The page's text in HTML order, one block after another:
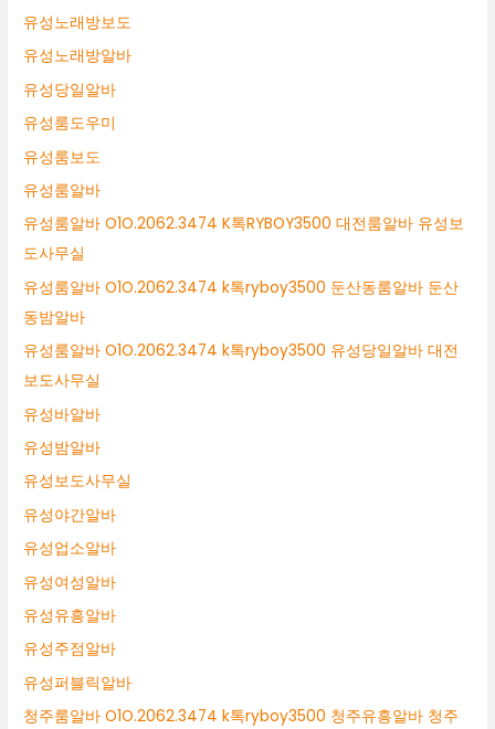
유성노래방보도
유성노래방알바
유성당일알바
유성룸도우미
유성룸보도
유성룸알바
유성룸알바 O1O.2062.3474 K톡RYBOY3500 대전룸알바 유성보
도사무실
유성룸알바 O1O.2062.3474 k톡ryboy3500 둔산동룸알바 둔산
동밤알바
유성룸알바 O1O.2062.3474 k톡ryboy3500 유성당일알바 대전
보도사무실
유성바알바
유성밤알바
유성보도사무실
유성야간알바
유성업소알바
유성여성알바
유성유흥알바
유성주점알바
유성퍼블릭알바
청주룸알바 O1O.2062.3474 k톡ryboy3500 청주유흥알바 청주